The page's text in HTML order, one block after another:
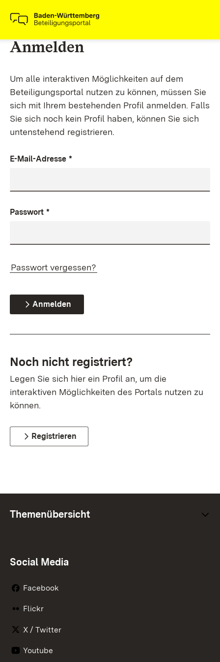
Anmelden
Um alle interaktiven Möglichkeiten auf dem
Beteiligungsportal nutzen zu können, müssen Sie
sich mit Ihrem bestehenden Profil anmelden. Falls
Sie sich noch kein Profil haben, können Sie sich
untenstehend registrieren.
E-Mail-Adresse *
Passwort *
Passwort vergessen?
Anmelden
Noch nicht registriert?
Legen Sie sich hier ein Profil an, um die
interaktiven Möglichkeiten des Portals nutzen zu
können.
Registrieren
Themenübersicht
Social Media
Facebook
Flickr
X / Twitter
Youtube